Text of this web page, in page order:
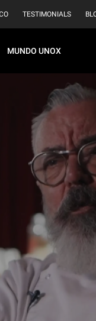
TESTIMONIALS
MUNDO UNOX